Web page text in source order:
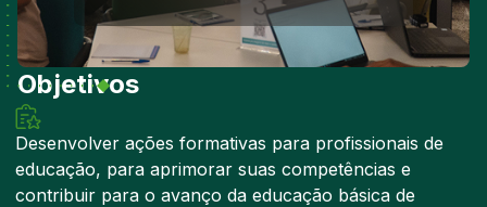
Objetivos
Desenvolver ações formativas para profissionais de
educação, para aprimorar suas competências e
contribuir para o avanço da educação básica de